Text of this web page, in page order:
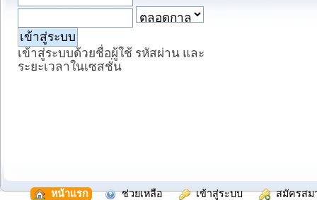
เข้าสู่ระบบด้วยชื่อผู้ใช้ รหัสผ่าน และ
ระยะเวลาในเซสชั่น
หน้าแรก ช่วยเหลือ เข้าสู่ระบบ สมัครสม